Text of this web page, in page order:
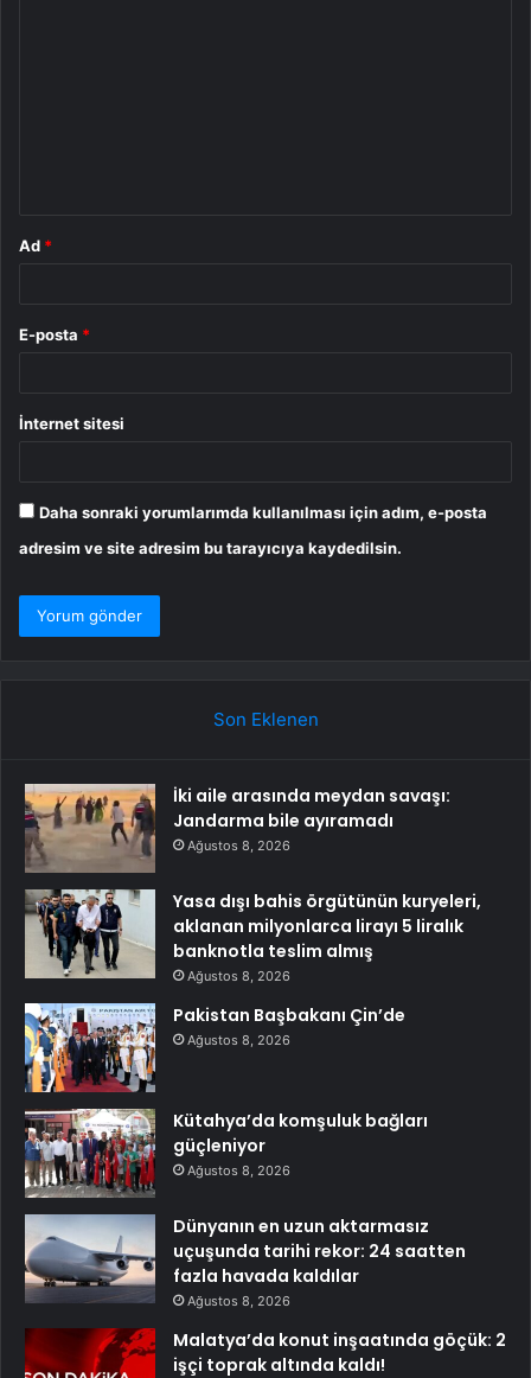
Ad *
E-posta *
İnternet sitesi
Daha sonraki yorumlarımda kullanılması için adım, e-posta
adresim ve site adresim bu tarayıcıya kaydedilsin.
Son Eklenen
İki aile arasında meydan savaşı:
Jandarma bile ayıramadı
Ağustos 8, 2026
Yasa dışı bahis örgütünün kuryeleri,
aklanan milyonlarca lirayı 5 liralık
banknotla teslim almış
Ağustos 8, 2026
Pakistan Başbakanı Çin’de
Ağustos 8, 2026
Kütahya’da komşuluk bağları
güçleniyor
Ağustos 8, 2026
Dünyanın en uzun aktarmasız
uçuşunda tarihi rekor: 24 saatten
fazla havada kaldılar
Ağustos 8, 2026
Malatya’da konut inşaatında göçük: 2
işçi toprak altında kaldı!